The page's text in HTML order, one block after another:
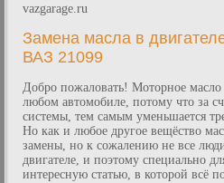
vazgarage.ru
Замена масла в
ВАЗ 21099
Добро пожаловать! Моторное
любом автомобиле, потому что за
системы, тем самым уменьшается
Но как и любое другое вещёство
замены, но к сожалению не все
двигателе, и поэтому специально
интересную статью, в которой всё